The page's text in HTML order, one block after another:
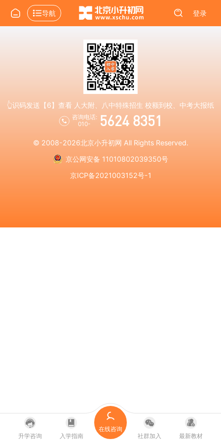
导航 登录
👆识码发送【6】查看 人大附、八中特殊招生 校额到校、中考大报纸
咨询电话:
010-
5624 8351
© 2008-2026北京小升初网 All Rights Reserved.
京公网安备 11010802039350号
京ICP备2021003152号-1
升学咨询 入学指南
在线咨询
社群加入
最新教材